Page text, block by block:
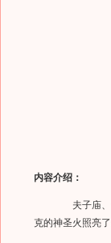
内容介绍：
夫子庙、
克的神圣火照亮